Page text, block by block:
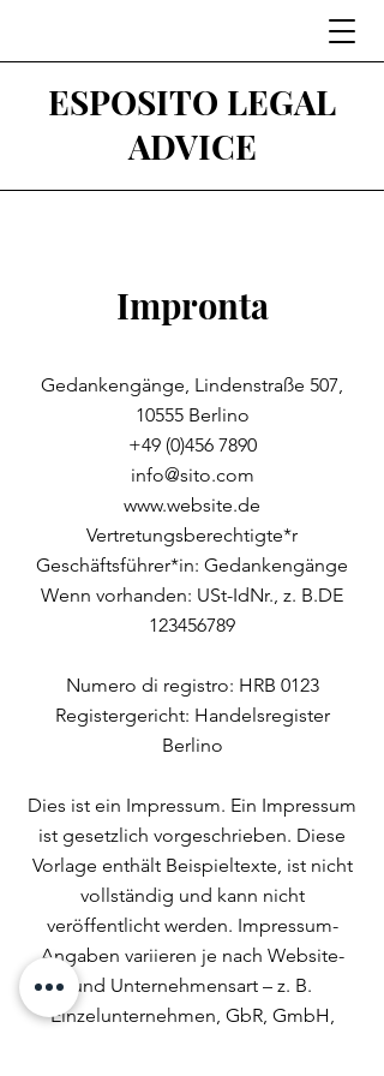
ESPOSITO LEGAL
ADVICE
Impronta
Gedankengänge, Lindenstraße 507,
10555 Berlino
+49 (0)456 7890
info@sito.com
www.website.de
Vertretungsberechtigte*r
Geschäftsführer*in: Gedankengänge
Wenn vorhanden: USt-IdNr., z. B.DE
123456789
Numero di registro: HRB 0123
Registergericht: Handelsregister
Berlino
Dies ist ein Impressum. Ein Impressum
ist gesetzlich vorgeschrieben. Diese
Vorlage enthält Beispieltexte, ist nicht
vollständig und kann nicht
veröffentlicht werden. Impressum-
Angaben variieren je nach Website-
und Unternehmensart – z. B.
Einzelunternehmen, GbR, GmbH,